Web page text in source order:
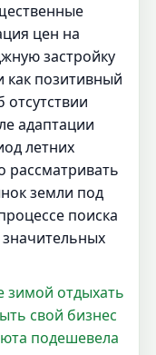
цен на
застройку
как позитивный
адаптации
летних
рассматривать
земли под
поиска
зимой отдыхать
свой бизнес
подешевела